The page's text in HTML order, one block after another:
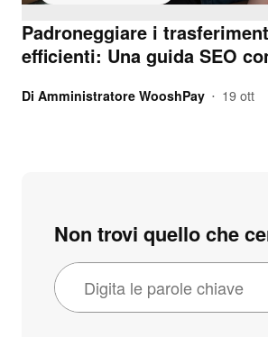
Padroneggiare i
efficienti: Una guida SEO
Di Amministratore WooshPay • 19 ott
Non trovi quello che